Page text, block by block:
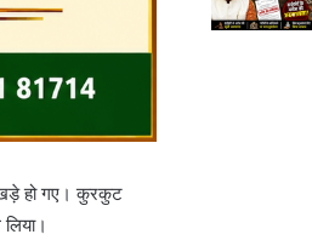
खड़े हो गए। कुरकुट